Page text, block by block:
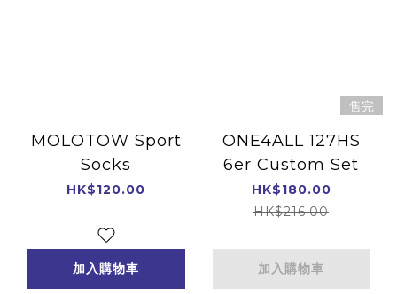
MOLOTOW Sport
Socks
HK$120.00
加入購物車
售完
ONE4ALL 127HS
6er Custom Set
HK$180.00
HK$216.00
加入購物車